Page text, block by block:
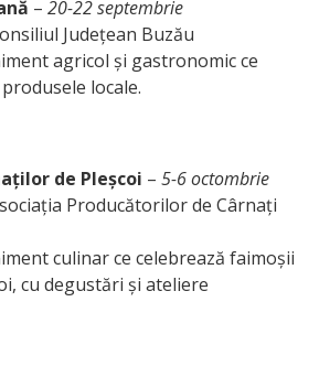
– 20-22 septembrie
Județean Buzău
agricol și gastronomic ce
locale.
de Pleșcoi – 5-6 octombrie
Producătorilor de Cârnați
culinar ce celebrează faimoșii
cu degustări și ateliere